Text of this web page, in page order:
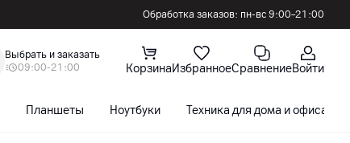
Обработка заказов: пн-вс 9:00–21:00
Выбрать и заказать
09:00-21:00
КорзинаИзбранноеСравнениеВойти
Планшеты Ноутбуки Техника для дома и офиса